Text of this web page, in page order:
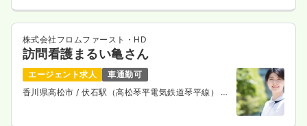
株式会社フロムファースト・HD
訪問看護まるい亀さん
エージェント求人
車通勤可
香川県高松市/ 伏石駅（高松琴平電気鉄道琴平線） 徒